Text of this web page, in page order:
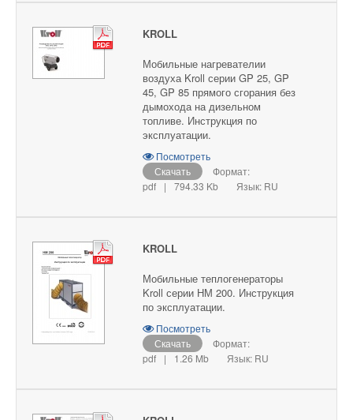
KROLL
Мобильные нагревателии
воздуха Kroll серии GP 25, GP
45, GP 85 прямого сгорания без
дымохода на дизельном
топливе. Инструкция по
эксплуатации.
Посмотреть
Скачать
Формат:
pdf
| 794.33 Kb Язык: RU
KROLL
Мобильные теплогенераторы
Kroll серии НМ 200. Инструкция
по эксплуатации.
Посмотреть
Скачать
Формат:
pdf
| 1.26 Mb Язык: RU